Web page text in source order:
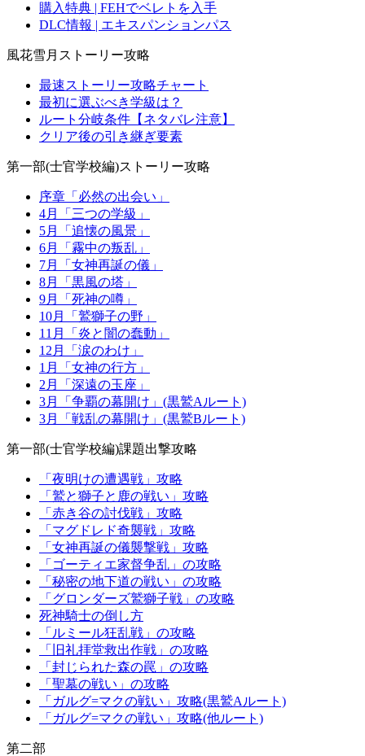
購入特典 | FEHでベレトを入手
DLC情報 | エキスパンションパス
風花雪月ストーリー攻略
最速ストーリー攻略チャート
最初に選ぶべき学級は？
ルート分岐条件【ネタバレ注意】
クリア後の引き継ぎ要素
第一部(士官学校編)ストーリー攻略
序章「必然の出会い」
4月「三つの学級」
5月「追懐の風景」
6月「霧中の叛乱」
7月「女神再誕の儀」
8月「黒風の塔」
9月「死神の噂」
10月「鷲獅子の野」
11月「炎と闇の蠢動」
12月「涙のわけ」
1月「女神の行方」
2月「深遠の玉座」
3月「争覇の幕開け」(黒鷲Aルート)
3月「戦乱の幕開け」(黒鷲Bルート)
第一部(士官学校編)課題出撃攻略
「夜明けの遭遇戦」攻略
「鷲と獅子と鹿の戦い」攻略
「赤き谷の討伐戦」攻略
「マグドレド奇襲戦」攻略
「女神再誕の儀襲撃戦」攻略
「ゴーティエ家督争乱」の攻略
「秘密の地下道の戦い」の攻略
「グロンダーズ鷲獅子戦」の攻略
死神騎士の倒し方
「ルミール狂乱戦」の攻略
「旧礼拝堂救出作戦」の攻略
「封じられた森の罠」の攻略
「聖墓の戦い」の攻略
「ガルグ=マクの戦い」攻略(黒鷲Aルート)
「ガルグ=マクの戦い」攻略(他ルート)
第二部